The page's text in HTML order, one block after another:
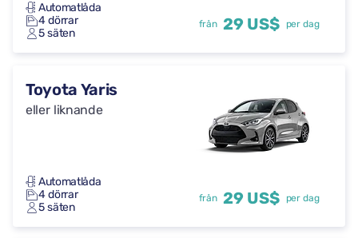
Automatlåda
4 dörrar
5 säten
från 29 US$ per dag
Toyota Yaris
eller liknande
Automatlåda
4 dörrar
5 säten
från 29 US$ per dag